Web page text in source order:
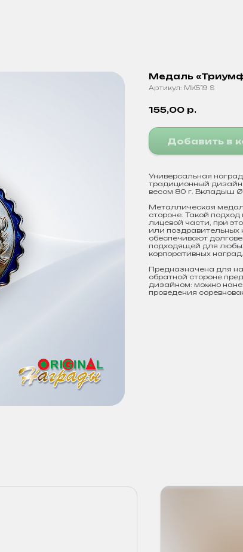
Медаль
Артикул: MK519 S
155,00 р.
Добавить в
Универсальная
традиционный
весом 80 г. Вкладыш
Металлическая
стороне. Такой
лицевой части, при
или поздравительных
обеспечивают
подходящей для
корпоративных наград.
Предназначена для
обратной стороне
дизайном: можно
проведения